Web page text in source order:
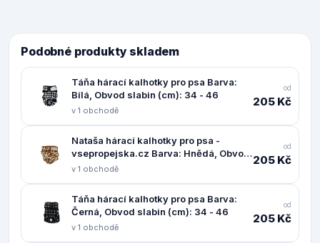
Podobné produkty skladem
Táňa hárací kalhotky pro psa Barva:
Bílá, Obvod slabin (cm): 34 - 46
v 1 obchodě
od
205 Kč
Nataša hárací kalhotky pro psa -
vsepropejska.cz Barva: Hnědá, Obvod
slabin (cm): 22 - 44
v 1 obchodě
od
205 Kč
Táňa hárací kalhotky pro psa Barva:
Černá, Obvod slabin (cm): 34 - 46
v 1 obchodě
od
205 Kč